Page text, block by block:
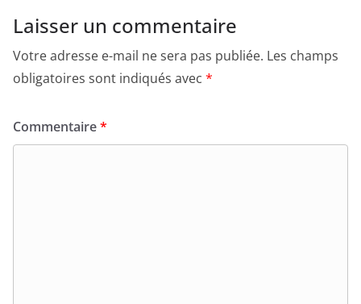
Laisser un commentaire
Votre adresse e-mail ne sera pas publiée. Les champs
obligatoires sont indiqués avec *
Commentaire*